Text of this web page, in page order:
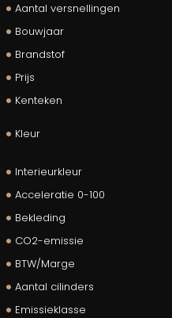
Aantal versnellingen
Bouwjaar
Brandstof
Prijs
Kenteken
Kleur
Interieurkleur
Acceleratie 0-100
Bekleding
CO2-emissie
BTW/Marge
Aantal cilinders
Emissieklasse